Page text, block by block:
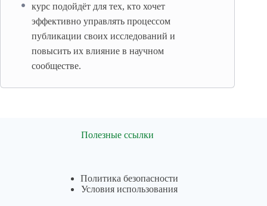
курс подойдёт для тех, кто хочет
эффективно управлять процессом
публикации своих исследований и
повысить их влияние в научном
сообществе.
Полезные ссылки
Политика безопасности
Условия использования